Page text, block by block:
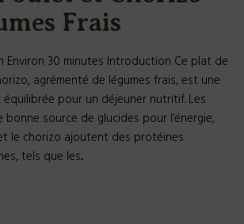
30 minutes Introduction Ce plat de
pour un déjeuner nutritif. Les
source de glucides pour l’énergie,
le chorizo ajoutent des protéines
tels que les...